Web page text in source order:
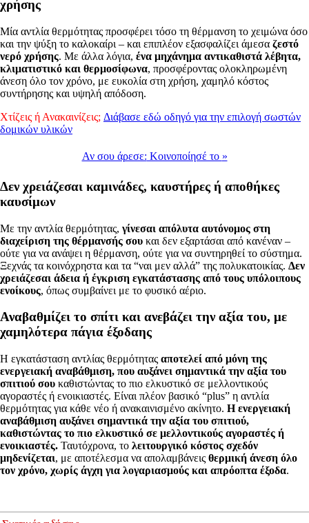
χρήσης
Μία αντλία θερμότητας προσφέρει τόσο τη θέρμανση το χειμώνα όσο
και την ψύξη το καλοκαίρι – και επιπλέον εξασφαλίζει άμεσα ζεστό
νερό χρήσης. Με άλλα λόγια, ένα μηχάνημα αντικαθιστά λέβητα,
κλιματιστικό και θερμοσίφωνα, προσφέροντας ολοκληρωμένη
άνεση όλο τον χρόνο, με ευκολία στη χρήση, χαμηλό κόστος
συντήρησης και υψηλή απόδοση.
Χτίζεις ή Ανακαινίζεις; Διάβασε εδώ οδηγό για την επιλογή σωστών
δομικών υλικών
Αν σου άρεσε: Κοινοποίησέ το »
Δεν χρειάζεσαι καμινάδες, καυστήρες ή αποθήκες
καυσίμων
Με την αντλία θερμότητας, γίνεσαι απόλυτα αυτόνομος στη
διαχείριση της θέρμανσής σου και δεν εξαρτάσαι από κανέναν –
ούτε για να ανάψει η θέρμανση, ούτε για να συντηρηθεί το σύστημα.
Ξεχνάς τα κοινόχρηστα και τα “ναι μεν αλλά” της πολυκατοικίας. Δεν
χρειάζεσαι άδεια ή έγκριση εγκατάστασης από τους υπόλοιπους
ενοίκους, όπως συμβαίνει με το φυσικό αέριο.
Αναβαθμίζει το σπίτι και ανεβάζει την αξία του, με
χαμηλότερα πάγια έξοδαης
Η εγκατάσταση αντλίας θερμότητας αποτελεί από μόνη της
ενεργειακή αναβάθμιση, που αυξάνει σημαντικά την αξία του
σπιτιού σου καθιστώντας το πιο ελκυστικό σε μελλοντικούς
αγοραστές ή ενοικιαστές. Είναι πλέον βασικό “plus” η αντλία
θερμότητας για κάθε νέο ή ανακαινισμένο ακίνητο. Η ενεργειακή
αναβάθμιση αυξάνει σημαντικά την αξία του σπιτιού,
καθιστώντας το πιο ελκυστικό σε μελλοντικούς αγοραστές ή
ενοικιαστές. Ταυτόχρονα, το λειτουργικό κόστος σχεδόν
μηδενίζεται, με αποτέλεσμα να απολαμβάνεις θερμική άνεση όλο
τον χρόνο, χωρίς άγχη για λογαριασμούς και απρόοπτα έξοδα.